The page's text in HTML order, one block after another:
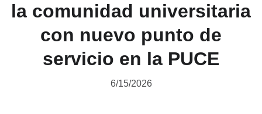
la comunidad universitaria
con nuevo punto de
servicio en la PUCE
6/15/2026